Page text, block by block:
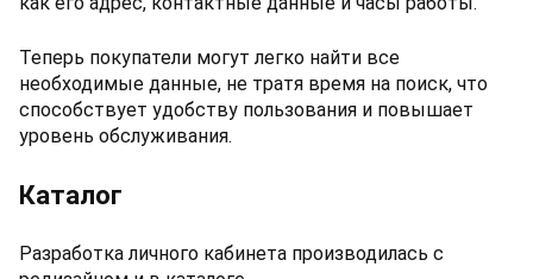
Теперь покупатели могут легко найти все
необходимые данные, не тратя время на поиск, что
способствует удобству пользования и повышает
уровень обслуживания.
Каталог
Разработка личного кабинета производилась с